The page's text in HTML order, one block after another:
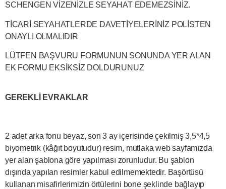
SCHENGEN VİZENİZLE SEYAHAT EDEMEZSİNİZ.
TİCARİ SEYAHATLERDE DAVETİYELERİNİZ POLİSTEN
ONAYLI OLMALIDIR
LÜTFEN BAŞVURU FORMUNUN SONUNDA YER ALAN
EK FORMU EKSİKSİZ DOLDURUNUZ
GEREKLİ EVRAKLAR
2 adet arka fonu beyaz, son 3 ay içerisinde çekilmiş 3,5*4,5
biyometrik (kâğıt boyutudur) resim, mutlaka web sayfamızda
yer alan şablona göre yapılması zorunludur. Bu şablon
dışında yapılan resimler kabul edilmemektedir. Başörtüsü
kullanan misafirlerimizin örtülerini bone şeklinde bağlayıp